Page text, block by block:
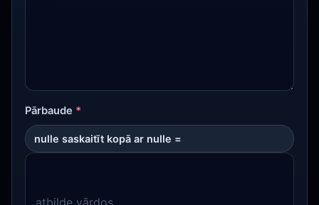
Pārbaude *
nulle saskaitīt kopā ar nulle =